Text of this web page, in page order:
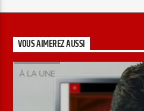
VOUS AIMEREZ AUSSI
À LA UNE